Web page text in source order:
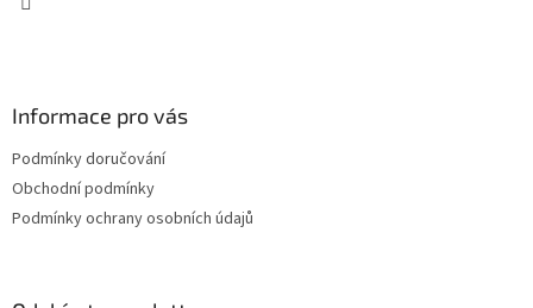
Informace pro vás
Podmínky doručování
Obchodní podmínky
Podmínky ochrany osobních údajů